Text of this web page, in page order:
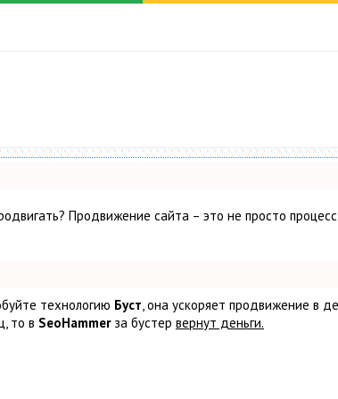
Продвижение сайта – это не просто
технологию Буст, она ускоряет продвижение в
то в SeoHammerза бустер вернут деньги.